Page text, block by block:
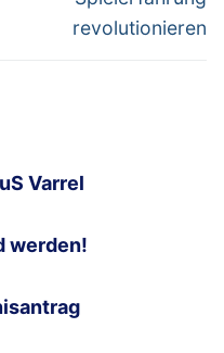
revolutionieren
Varrel
werden!